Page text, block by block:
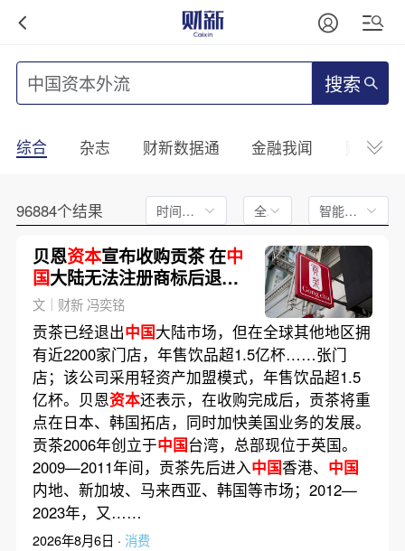
搜索
综合 杂志 财新数据通 金融我闻 财新
96884个结果 时间不限 全文 智能排序
贝恩资本宣布收购贡茶 在中
国大陆无法注册商标后退出
市场
文｜财新 冯奕铭
贡茶已经退出中国大陆市场，但在全球其他地区拥
有近2200家门店，年售饮品超1.5亿杯……张门
店；该公司采用轻资产加盟模式，年售饮品超1.5
亿杯。贝恩资本还表示，在收购完成后，贡茶将重
点在日本、韩国拓店，同时加快美国业务的发展。
贡茶2006年创立于中国台湾，总部现位于英国。
2009—2011年间，贡茶先后进入中国香港、 中国
内地、新加坡、马来西亚、韩国等市场；2012—
2023年，又……
2026年8月6日 · 消费